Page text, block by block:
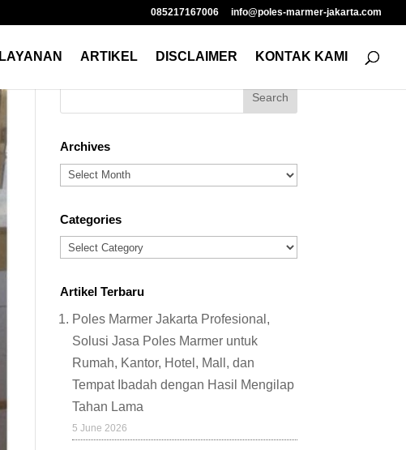
085217167006 info@poles-marmer-jakarta.com
LAYANAN ARTIKEL DISCLAIMER KONTAK KAMI
Archives
Archives
Categories
Categories
Artikel Terbaru
Poles Marmer Jakarta Profesional,
Solusi Jasa Poles Marmer untuk
Rumah, Kantor, Hotel, Mall, dan
Tempat Ibadah dengan Hasil Mengilap
Tahan Lama
5 June 2026